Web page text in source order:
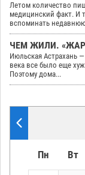
Летом количество
медицинский факт. И
вспоминать
ЧЕМ ЖИЛИ.
Июльская Астрахань
века все было еще
Поэтому дома...
Пн Вт